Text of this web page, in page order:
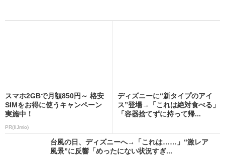
スマホ2GBで月額850円～ 格安
SIMをお得に使うキャンペーン
実施中！
PR(IIJmio)
ディズニーに“新タイプのアイ
ス”登場→「これは絶対食べる」
「容器捨てずに持って帰...
台風の日、ディズニーへ→「これは……」“激レア
風景”に反響「めったにない状況すぎ...